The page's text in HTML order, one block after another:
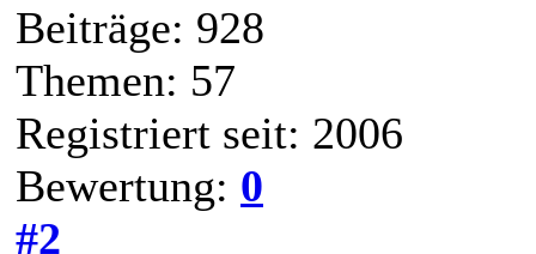
Beiträge: 928
Themen: 57
Registriert seit: 2006
Bewertung: 0
#2